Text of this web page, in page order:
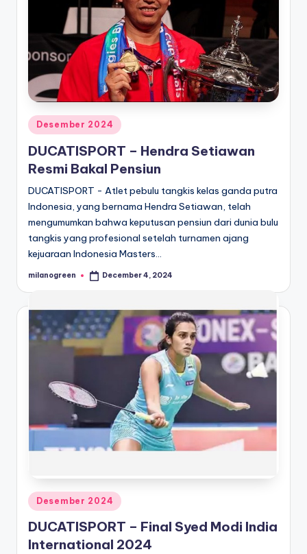
Posted
in
Desember 2024
DUCATISPORT – Hendra Setiawan
Resmi Bakal Pensiun
DUCATISPORT - Atlet pebulu tangkis kelas ganda putra
Indonesia, yang bernama Hendra Setiawan, telah
mengumumkan bahwa keputusan pensiun dari dunia bulu
tangkis yang profesional setelah turnamen ajang
kejuaraan Indonesia Masters…
Posted
milanogreen December 4, 2024
Posted
in
Desember 2024
DUCATISPORT – Final Syed Modi India
International 2024